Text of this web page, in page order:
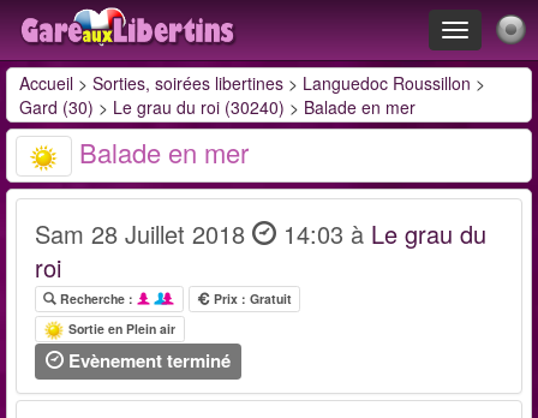
Toggle
navigation
Accueil > Sorties, soirées libertines > Languedoc Roussillon >
Gard (30) > Le grau du roi (30240) > Balade en mer
Balade en mer
Sam 28 Juillet 2018 14:03 à Le grau du
roi
Recherche :
Prix : Gratuit
Sortie en Plein air
Evènement terminé